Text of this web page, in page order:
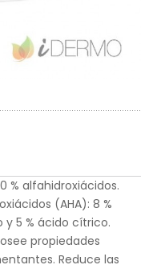
% alfahidroxiácidos.
(AHA): 8 %
y 5 % ácido cítrico.
propiedades
Reduce las